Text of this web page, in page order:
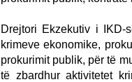
Drejtori Ekzekutiv i
krimeve ekonomike,
prokurimit publik, për të
të zbardhur aktivitetet